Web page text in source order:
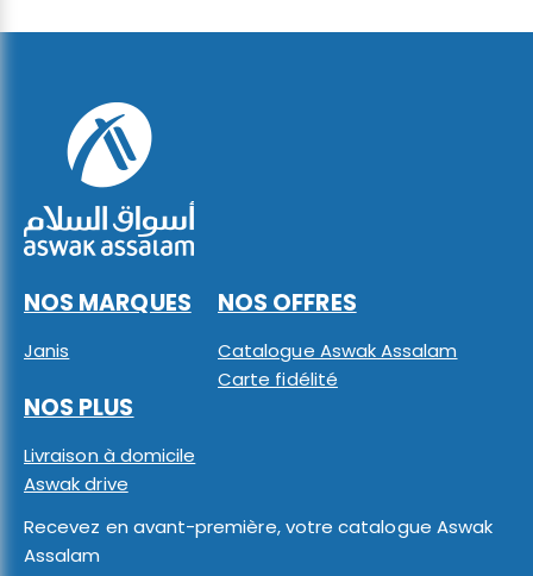
NOS MARQUES
Janis
NOS OFFRES
Catalogue Aswak Assalam
Carte fidélité
NOS PLUS
Livraison à domicile
Aswak drive
Recevez en avant-première, votre catalogue Aswak
Assalam